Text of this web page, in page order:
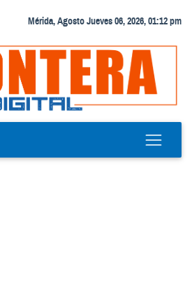
Mérida, Agosto Jueves 06, 2026, 01:12 pm